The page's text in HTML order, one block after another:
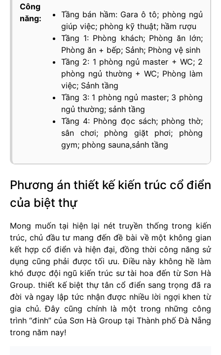
Công
năng:
Tầng bán hầm: Gara ô tô; phòng ngủ
giúp việc; phòng kỹ thuật; hầm rượu
Tầng 1: Phòng khách; Phòng ăn lớn;
Phòng ăn + bếp; Sảnh; Phòng vệ sinh
Tầng 2: 1 phòng ngủ master + WC; 2
phòng ngủ thường + WC; Phòng làm
việc; Sảnh tầng
Tầng 3: 1 phòng ngủ master; 3 phòng
ngủ thường; sảnh tầng
Tầng 4: Phòng đọc sách; phòng thờ;
sân chơi; phòng giặt phơi; phòng
gym; phòng sauna,sảnh tầng
Phương án thiết kế kiến trúc cổ điển
của biệt thự
Mong muốn tại hiện lại nét truyền thống trong kiến
trúc, chủ đầu tư mang đến đề bài về một không gian
kết hợp cổ điển và hiện đại, đồng thời công năng sử
dụng cũng phải được tối ưu. Điều này không hề làm
khó được đội ngũ kiến trúc sư tài hoa đến từ Sơn Hà
Group. thiết kế biệt thự tân cổ điển sang trọng đã ra
đời và ngay lập tức nhận được nhiều lời ngợi khen từ
gia chủ. Đây cũng chính là một trong những công
trình “đinh” của Sơn Hà Group tại Thành phố Đà Nẵng
trong năm nay!